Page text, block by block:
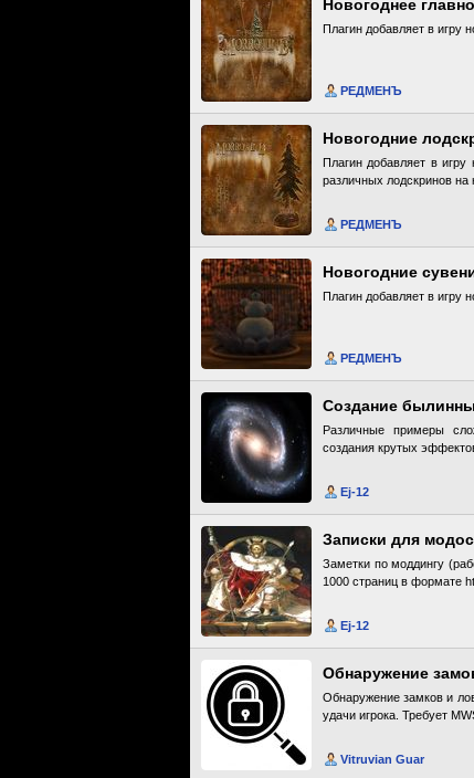
Новогоднее
Плагин добавляет в игру
РЕДМЕНЪ
Новогодние
Плагин добавляет в
различных лодскринов
РЕДМЕНЪ
Новогодние
Плагин добавляет в игру
РЕДМЕНЪ
Создание
Различные примеры
создания крутых
Ej-12
Записки для
Заметки по моддингу
1000 страниц в формате
Ej-12
Обнаружение
Обнаружение замков и
удачи игрока. Требует
Vitruvian Guar